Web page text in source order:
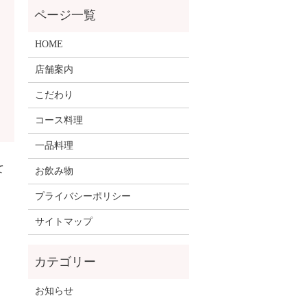
HOME
店舗案内
こだわり
コース料理
一品料理
お飲み物
プライバシーポリシー
サイトマップ
お知らせ